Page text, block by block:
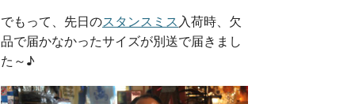
でもって、先日のスタンスミス入荷時、欠
品で届かなかったサイズが別送で届きまし
た～♪